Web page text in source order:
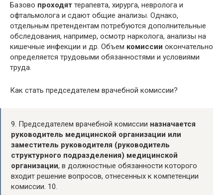
Базово проходят терапевта, хирурга, невролога и
офтальмолога и сдают общие анализы. Однако,
отдельным претендентам потребуются дополнительные
обследования, например, осмотр нарколога, анализы на
кишечные инфекции и др. Объем комиссии окончательно
определяется трудовыми обязанностями и условиями
труда.
Как стать председателем врачебной комиссии?
9. Председателем врачебной комиссии назначается
руководитель медицинской организации или
заместитель руководителя (руководитель
структурного подразделения) медицинской
организации, в должностные обязанности которого
входит решение вопросов, отнесенных к компетенции
комиссии. 10.